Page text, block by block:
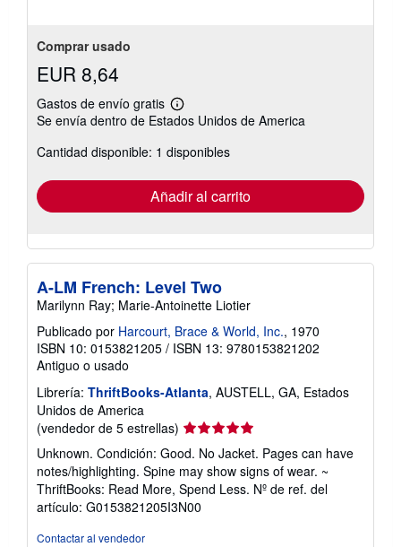
Comprar usado
EUR 8,64
Gastos de envío gratis
Más
información
las
tarifas
envío
Se envía dentro de Estados Unidos de America
Cantidad disponible: 1 disponibles
Añadir al carrito
A-LM French: Level Two
Marilynn Ray; Marie-Antoinette Liotier
Publicado por Harcourt, Brace & World, Inc., 1970
ISBN 10: 0153821205 / ISBN 13: 9780153821202
Antiguo o usado
Librería: ThriftBooks-Atlanta, AUSTELL, GA, Estados
Unidos de America
(vendedor de 5 estrellas) Calificación
del
vendedor:
5
de
5
Unknown. Condición: Good. No Jacket. Pages can have
notes/highlighting. Spine may show signs of wear. ~
ThriftBooks: Read More, Spend Less. Nº de ref. del
artículo: G0153821205I3N00
Contactar al vendedor